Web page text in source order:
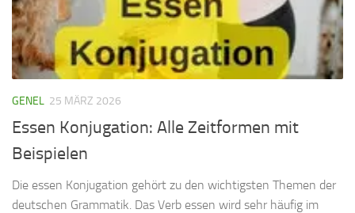
GENEL 25 MÄRZ 2026
Essen Konjugation: Alle Zeitformen mit
Beispielen
Die essen Konjugation gehört zu den wichtigsten Themen der
deutschen Grammatik. Das Verb essen wird sehr häufig im